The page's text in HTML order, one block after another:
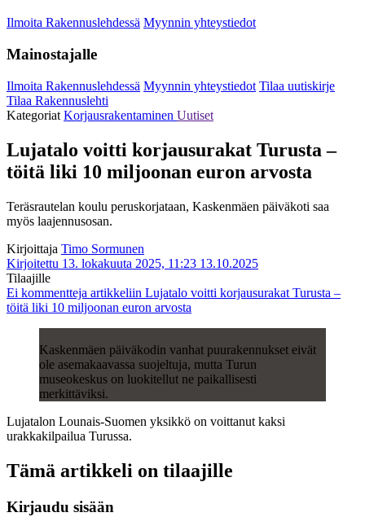
Ilmoita Rakennuslehdessä Myynnin yhteystiedot
Mainostajalle
Ilmoita Rakennuslehdessä Myynnin yhteystiedot Tilaa uutiskirje
Tilaa Rakennuslehti
Kategoriat Korjausrakentaminen Uutiset
Lujatalo voitti korjausurakat Turusta –
töitä liki 10 miljoonan euron arvosta
Teräsrautelan koulu peruskorjataan, Kaskenmäen päiväkoti saa
myös laajennusosan.
Kirjoittaja Timo Sormunen
Kirjoitettu 13. lokakuuta 2025, 11:23 13.10.2025
Tilaajille
Ei kommentteja artikkeliin Lujatalo voitti korjausurakat Turusta –
töitä liki 10 miljoonan euron arvosta
Kaskenmäen päiväkodin vanhat puurakennukset eivät
ole asemakaavassa suojeltuja, mutta Turun
museokeskus on luokitellut ne paikallisesti
merkittäviksi.
Lujatalon Lounais-Suomen yksikkö on voittanut kaksi
urakkakilpailua Turussa.
Tämä artikkeli on tilaajille
Kirjaudu sisään